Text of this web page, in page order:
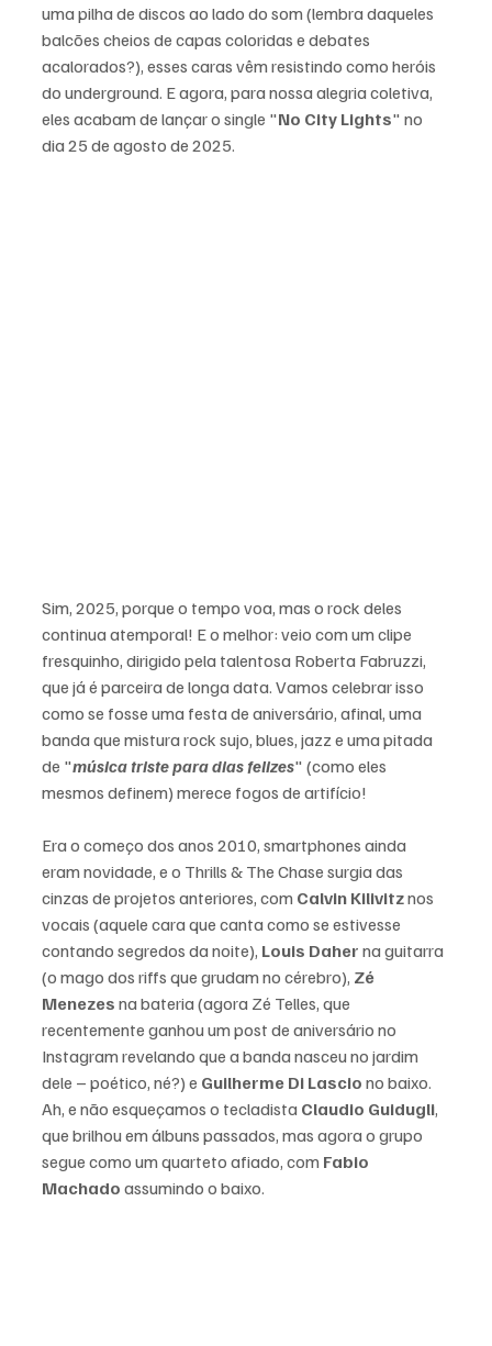
uma pilha de discos ao lado do som (lembra daqueles
balcões cheios de capas coloridas e debates
acalorados?), esses caras vêm resistindo como heróis
do underground. E agora, para nossa alegria coletiva,
eles acabam de lançar o single "No City Lights" no
dia 25 de agosto de 2025.
Sim, 2025, porque o tempo voa, mas o rock deles
continua atemporal! E o melhor: veio com um clipe
fresquinho, dirigido pela talentosa Roberta Fabruzzi,
que já é parceira de longa data. Vamos celebrar isso
como se fosse uma festa de aniversário, afinal, uma
banda que mistura rock sujo, blues, jazz e uma pitada
de "música triste para dias felizes" (como eles
mesmos definem) merece fogos de artifício!
Era o começo dos anos 2010, smartphones ainda
eram novidade, e o Thrills & The Chase surgia das
cinzas de projetos anteriores, com Calvin Kilivitz nos
vocais (aquele cara que canta como se estivesse
contando segredos da noite), Louis Daher na guitarra
(o mago dos riffs que grudam no cérebro), Zé
Menezes na bateria (agora Zé Telles, que
recentemente ganhou um post de aniversário no
Instagram revelando que a banda nasceu no jardim
dele – poético, né?) e Guilherme Di Lascio no baixo.
Ah, e não esqueçamos o tecladista Claudio Guidugli,
que brilhou em álbuns passados, mas agora o grupo
segue como um quarteto afiado, com Fabio
Machado assumindo o baixo.